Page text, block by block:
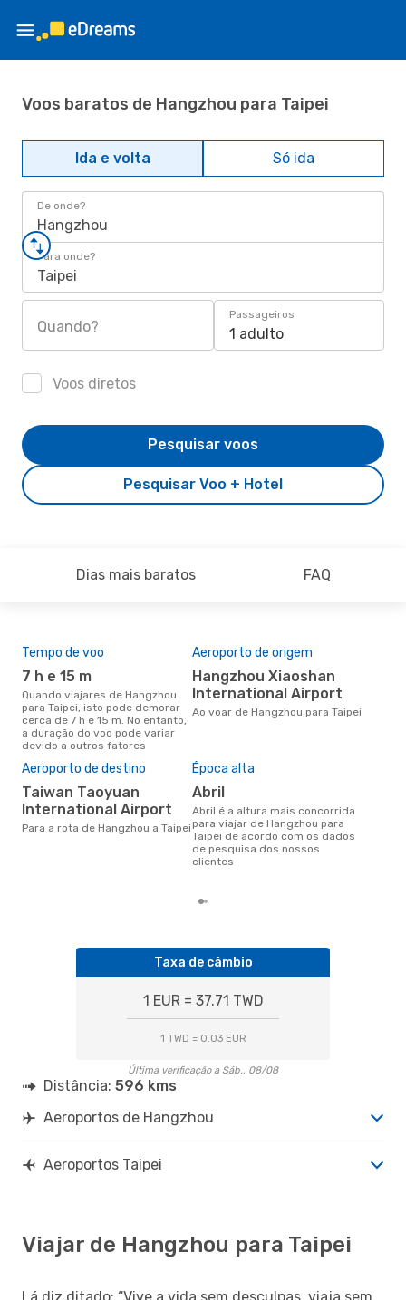
Voos baratos de Hangzhou para Taipei
Ida e volta Só ida
De onde?
Hangzhou
Para onde?
Taipei
Quando?
Passageiros
1 adulto
Voos diretos
Pesquisar Voo + Hotel
Pesquisar voos
Dias mais baratos FAQ
Tempo de voo
7 h e 15 m
Quando viajares de Hangzhou
para Taipei, isto pode demorar
cerca de 7 h e 15 m. No entanto,
a duração do voo pode variar
devido a outros fatores
Aeroporto de origem
Hangzhou Xiaoshan
International Airport
Ao voar de Hangzhou para Taipei
Aeroporto de destino
Taiwan Taoyuan
International Airport
Para a rota de Hangzhou a Taipei
Época alta
abril
abril é a altura mais concorrida
para viajar de Hangzhou para
Taipei de acordo com os dados
de pesquisa dos nossos
clientes
Taxa de câmbio
1 EUR = 37.71 TWD
1 TWD = 0.03 EUR
Última verificação a Sáb., 08/08
Distância: 596 kms
Aeroportos de Hangzhou
Aeroportos Taipei
Viajar de Hangzhou para Taipei